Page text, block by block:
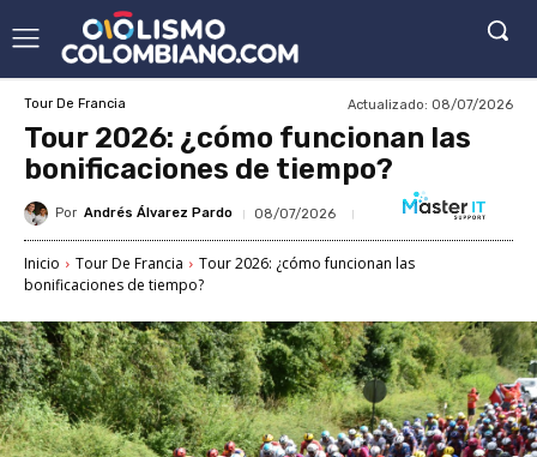
Tour De Francia Actualizado: 08/07/2026
Tour 2026: ¿cómo funcionan las
bonificaciones de tiempo?
Por Andrés Álvarez Pardo 08/07/2026
Inicio Tour De Francia
Tour 2026: ¿cómo funcionan las
bonificaciones de tiempo?